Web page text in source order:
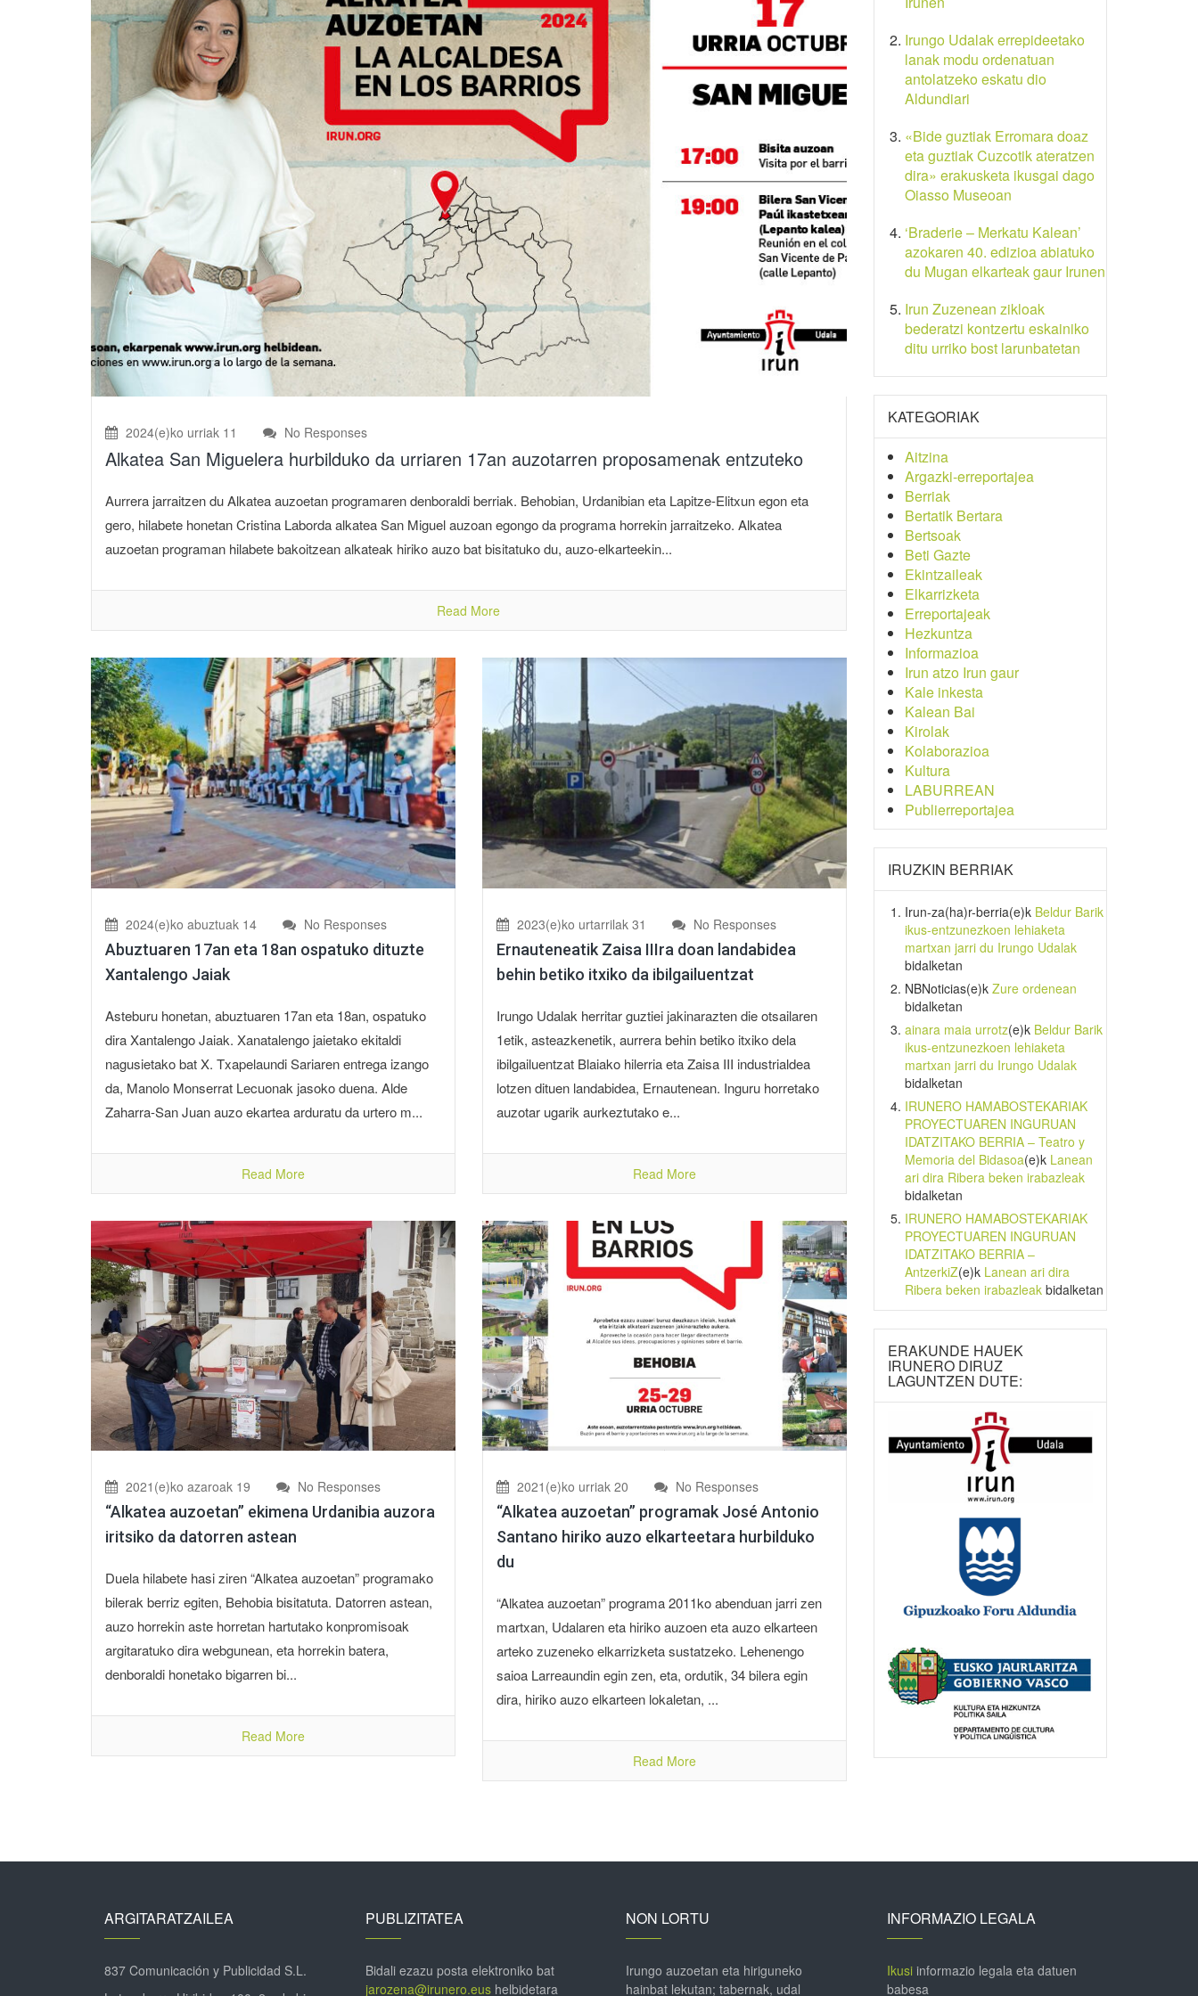
2024(e)ko urriak 11 No Responses
Alkatea San Miguelera hurbilduko da urriaren 17an auzotarren proposamenak entzuteko
Aurrera jarraitzen du Alkatea auzoetan programaren denboraldi berriak. Behobian, Urdanibian eta Lapitze-Elitxun egon eta
gero, hilabete honetan Cristina Laborda alkatea San Miguel auzoan egongo da programa horrekin jarraitzeko. Alkatea
auzoetan programan hilabete bakoitzean alkateak hiriko auzo bat bisitatuko du, auzo-elkarteekin...
Read More
2024(e)ko abuztuak 14 No Responses
Abuztuaren 17an eta 18an ospatuko dituzte
Xantalengo Jaiak
Asteburu honetan, abuztuaren 17an eta 18an, ospatuko
dira Xantalengo Jaiak. Xanatalengo jaietako ekitaldi
nagusietako bat X. Txapelaundi Sariaren entrega izango
da, Manolo Monserrat Lecuonak jasoko duena. Alde
Zaharra-San Juan auzo ekartea arduratu da urtero m...
Read More
2023(e)ko urtarrilak 31 No Responses
Ernauteneatik Zaisa IIIra doan landabidea
behin betiko itxiko da ibilgailuentzat
Irungo Udalak herritar guztiei jakinarazten die otsailaren
1etik, asteazkenetik, aurrera behin betiko itxiko dela
ibilgailuentzat Blaiako hilerria eta Zaisa III industrialdea
lotzen dituen landabidea, Ernautenean. Inguru horretako
auzotar ugarik aurkeztutako e...
Read More
2021(e)ko azaroak 19 No Responses
“Alkatea auzoetan” ekimena Urdanibia auzora
iritsiko da datorren astean
Duela hilabete hasi ziren “Alkatea auzoetan” programako
bilerak berriz egiten, Behobia bisitatuta. Datorren astean,
auzo horrekin aste horretan hartutako konpromisoak
argitaratuko dira webgunean, eta horrekin batera,
denboraldi honetako bigarren bi...
Read More
2021(e)ko urriak 20 No Responses
“Alkatea auzoetan” programak José Antonio
Santano hiriko auzo elkarteetara hurbilduko
du
“Alkatea auzoetan” programa 2011ko abenduan jarri zen
martxan, Udalaren eta hiriko auzoen eta auzo elkarteen
arteko zuzeneko elkarrizketa sustatzeko. Lehenengo
saioa Larreaundin egin zen, eta, ordutik, 34 bilera egin
dira, hiriko auzo elkarteen lokaletan, ...
Read More
Irungo Udalak errepideetako
lanak modu ordenatuan
antolatzeko eskatu dio
Aldundiari
«Bide guztiak Erromara doaz
eta guztiak Cuzcotik ateratzen
dira» erakusketa ikusgai dago
Oiasso Museoan
‘Braderie – Merkatu Kalean’
azokaren 40. edizioa abiatuko
du Mugan elkarteak gaur Irunen
Irun Zuzenean zikloak
bederatzi kontzertu eskainiko
ditu urriko bost larunbatetan
KATEGORIAK
Aitzina
Argazki-erreportajea
Berriak
Bertatik Bertara
Bertsoak
Beti Gazte
Ekintzaileak
Elkarrizketa
Erreportajeak
Hezkuntza
Informazioa
Irun atzo Irun gaur
Kale inkesta
Kalean Bai
Kirolak
Kolaborazioa
Kultura
LABURREAN
Publierreportajea
IRUZKIN BERRIAK
Irun-za(ha)r-berria(e)k Beldur Barik
ikus-entzunezkoen lehiaketa
martxan jarri du Irungo Udalak
bidalketan
NBNoticias(e)k Zure ordenean
bidalketan
ainara maia urrotz(e)k Beldur Barik
ikus-entzunezkoen lehiaketa
martxan jarri du Irungo Udalak
bidalketan
IRUNERO HAMABOSTEKARIAK
PROYECTUAREN INGURUAN
IDATZITAKO BERRIA – Teatro y
Memoria del Bidasoa(e)k Lanean
ari dira Ribera beken irabazleak
bidalketan
IRUNERO HAMABOSTEKARIAK
PROYECTUAREN INGURUAN
IDATZITAKO BERRIA –
AntzerkiZ(e)k Lanean ari dira
Ribera beken irabazleakbidalketan
ERAKUNDE HAUEK
IRUNERO DIRUZ
LAGUNTZEN DUTE:
ARGITARATZAILEA
837 Comunicación y Publicidad S.L.
PUBLIZITATEA
Bidali ezazu posta elektroniko bat
jarozena@irunero.eushelbidetara
NON LORTU
Irungo auzoetan eta hiriguneko
hainbat lekutan; tabernak, udal
INFORMAZIO LEGALA
Ikusiinformazio legala eta datuen
babesa